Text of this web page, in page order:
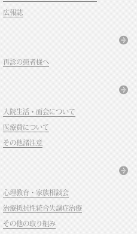
広報誌
再診の患者様へ
入院生活・面会について
医療費について
その他諸注意
心理教育・家族相談会
治療抵抗性統合失調症治療
その他の取り組み